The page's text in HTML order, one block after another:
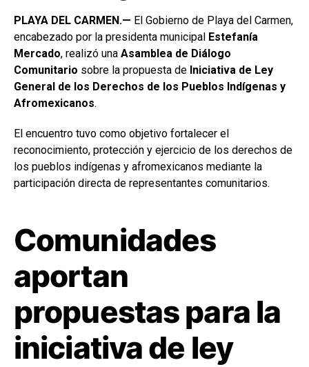
PLAYA DEL CARMEN.— El Gobierno de Playa del Carmen,
encabezado por la presidenta municipal Estefanía
Mercado, realizó una Asamblea de Diálogo
Comunitario sobre la propuesta de Iniciativa de Ley
General de los Derechos de los Pueblos Indígenas y
Afromexicanos.
El encuentro tuvo como objetivo fortalecer el
reconocimiento, protección y ejercicio de los derechos de
los pueblos indígenas y afromexicanos mediante la
participación directa de representantes comunitarios.
Comunidades
aportan
propuestas para la
iniciativa de ley